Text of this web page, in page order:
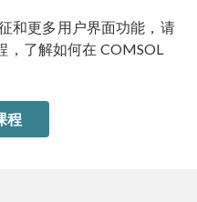
和更多用户界面功能，请
，了解如何在 COMSOL
程